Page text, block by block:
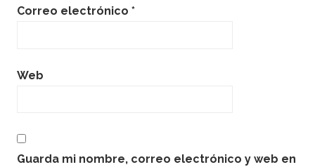
Correo electrónico *
Web
Guarda mi nombre, correo electrónico y web en